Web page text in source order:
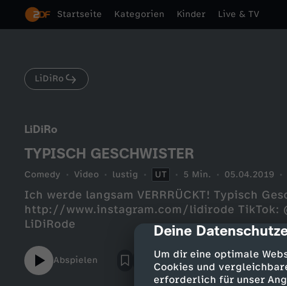
cmp-dialog-
Deine
Um dir eine optimale
Cookies und
erforderlich für unser
Startseite Kategorien Kinder Live & TV
LiDiRo
LiDiRo
TYPISCH GESCHWISTER
Comedy Video lustig UT 5 Min. 05.04.2019
Ich werde langsam VERRRÜCKT! Typisch
http://www.instagram.com/lidirode TikTok:
LiDiRode
Abspielen